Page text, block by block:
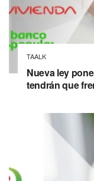
TAALK
Nueva ley
tendrán que